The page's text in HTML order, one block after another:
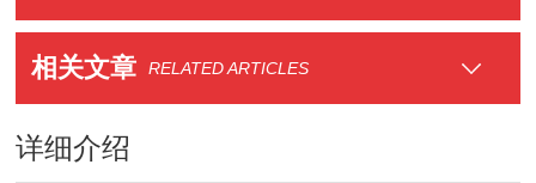
相关文章 RELATED ARTICLES
详细介绍